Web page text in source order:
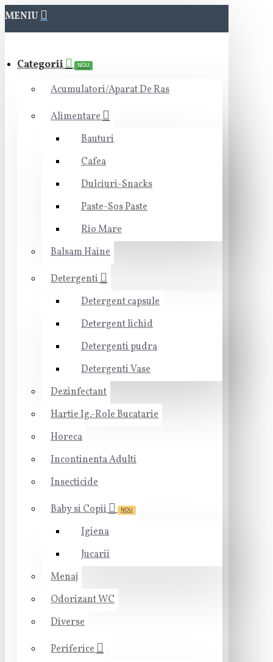
MENIU
Categorii NOU
Acumulatori/Aparat De Ras
Alimentare
Bauturi
Cafea
Dulciuri-Snacks
Paste-Sos Paste
Rio Mare
Balsam Haine
Detergenti
Detergent capsule
Detergent lichid
Detergenti pudra
Detergenti Vase
Dezinfectant
Hartie Ig.-Role Bucatarie
Horeca
Incontinenta Adulti
Insecticide
Baby si Copii
NOU
Igiena
Jucarii
Menaj
Odorizant WC
Diverse
Periferice